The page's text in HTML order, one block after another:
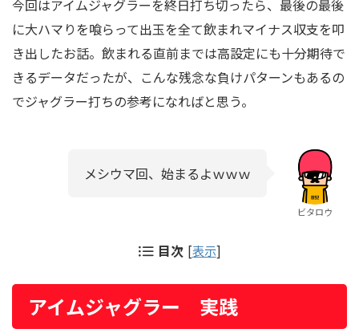
今回はアイムジャグラーを終日打ち切ったら、最後の最後
に大ハマりを喰らって出玉を全て飲まれマイナス収支を叩
き出したお話。飲まれる直前までは高設定にも十分期待で
きるデータだったが、こんな残念な負けパターンもあるの
でジャグラー打ちの参考になればと思う。
メシウマ回、始まるよｗｗｗ
ビタロウ
目次 [表示]
アイムジャグラー 実践